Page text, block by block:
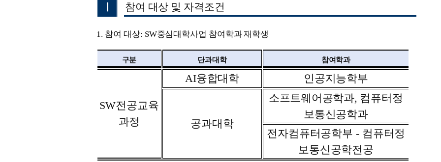
참여 대상 및 자격조건
1. 참여 대상: SW중심대학사업 참여학과 재학생
구분 단과대학 참여학과
SW전공교육
과정
AI융합대학 인공지능학부
공과대학
소프트웨어공학과, 컴퓨터정
보통신공학과
전자컴퓨터공학부- 컴퓨터정
보통신공학전공